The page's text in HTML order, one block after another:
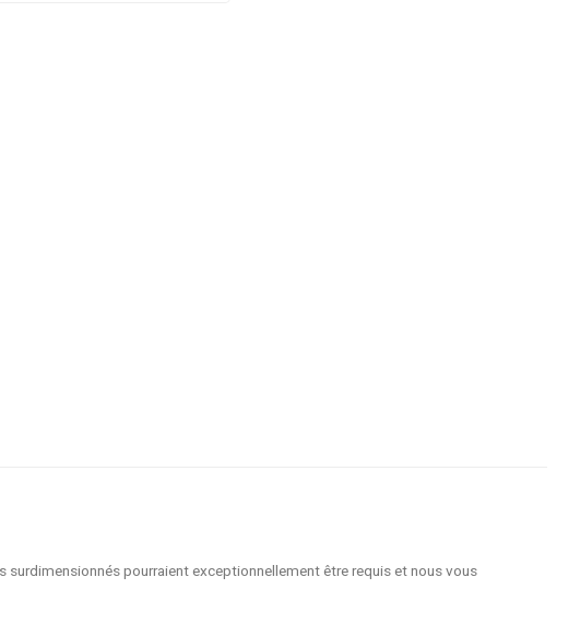
pourraient exceptionnellement être requis et nous vous